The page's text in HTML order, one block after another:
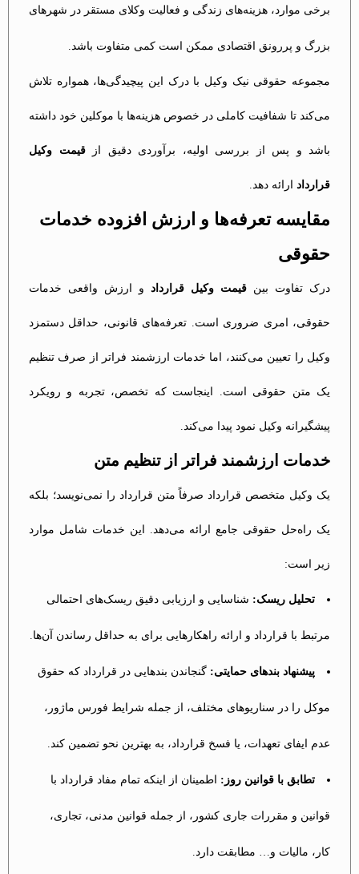
برخی موارد، هزینه‌های زندگی و فعالیت وکلای مستقر در شهرهای
بزرگ و پررونق اقتصادی ممکن است کمی متفاوت باشد.
مجموعه حقوقی نیک وکیل با درک این پیچیدگی‌ها، همواره تلاش
می‌کند تا شفافیت کاملی در خصوص هزینه‌ها با موکلین خود داشته
باشد و پس از بررسی اولیه، برآوردی دقیق ازقیمت وکیل
قرارداد ارائه دهد.
مقایسه تعرفه‌ها و ارزش افزوده خدمات
حقوقی
درک تفاوت بین قیمت وکیل قرارداد و ارزش واقعی خدمات
حقوقی، امری ضروری است. تعرفه‌های قانونی، حداقل دستمزد
وکیل را تعیین می‌کنند، اما خدمات ارزشمند فراتر از صرف تنظیم
یک متن حقوقی است. اینجاست که تخصص، تجربه و رویکرد
پیشگیرانه وکیل نمود پیدا می‌کند.
خدمات ارزشمند فراتر از تنظیم متن
یک وکیل متخصص قرارداد صرفاً متن قرارداد را نمی‌نویسد؛ بلکه
یک راه‌حل حقوقی جامع ارائه می‌دهد. این خدمات شامل موارد
زیر است:
تحلیل ریسک: شناسایی و ارزیابی دقیق ریسک‌های احتمالی
مرتبط با قرارداد و ارائه راهکارهایی برای به حداقل رساندن آن‌ها.
پیشنهاد بندهای حمایتی: گنجاندن بندهایی در قرارداد که حقوق
موکل را در سناریوهای مختلف، از جمله شرایط فورس ماژور،
عدم ایفای تعهدات، یا فسخ قرارداد، به بهترین نحو تضمین کند.
تطابق با قوانین روز: اطمینان از اینکه تمام مفاد قرارداد با
قوانین و مقررات جاری کشور، از جمله قوانین مدنی، تجاری،
کار، مالیات و… مطابقت دارد.